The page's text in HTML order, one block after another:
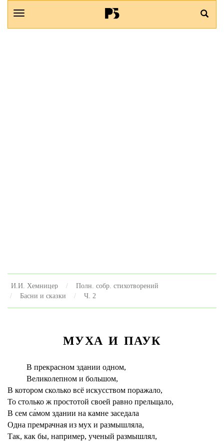
И.И. Хемницер
Полн. собр. стихотворений
Басни и сказки
Ч. 2
МУХА И ПАУК
В прекрасном здании одном,
Великолепном и большом,
В котором сколько всё искусством поражало,
То столько ж простотой своей равно прельщало,
В сем са́мом здании на камне заседала
Одна премрачная из мух и размышляла,
Так, как бы, например, ученый размышлял,